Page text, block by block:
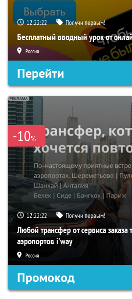
12:22:21 Получи первым!
Бесплатный вводный урок от
Россия
Перейти
-10%
12:22:21 Получи первым!
Любой трансфер от сервиса заказа
аэропортов i'way
Россия
Промокод